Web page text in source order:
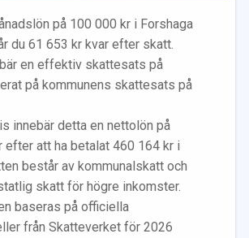
på 100 000 kr i Forshaga
du 61 653 kr kvar efter skatt.
en effektiv skattesats på
på kommunens skattesats på
innebär detta en nettolön på
efter att ha betalat 460 164 kr i
består av kommunalskatt och
skatt för högre inkomster.
baseras på officiella
från Skatteverket för 2026